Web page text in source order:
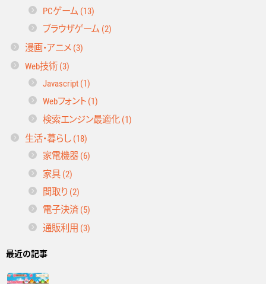
PCゲーム (13)
ブラウザゲーム (2)
漫画・アニメ (3)
Web技術 (3)
Javascript (1)
Webフォント (1)
検索エンジン最適化 (1)
生活・暮らし (18)
家電機器 (6)
家具 (2)
間取り (2)
電子決済 (5)
通販利用 (3)
最近の記事